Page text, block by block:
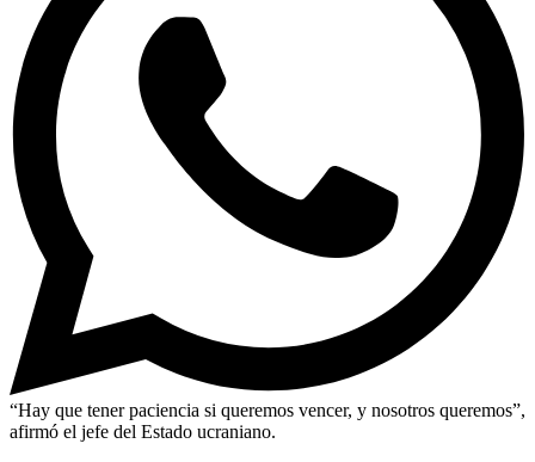
“Hay que tener paciencia si queremos vencer, y nosotros queremos”,
afirmó el jefe del Estado ucraniano.